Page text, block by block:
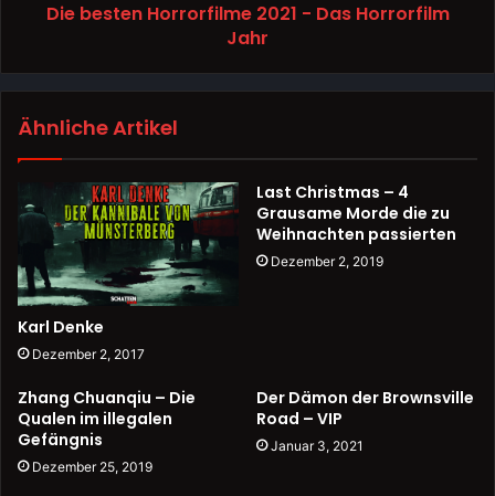
Die besten Horrorfilme 2021 - Das Horrorfilm
Jahr
Ähnliche Artikel
Karl Denke
Dezember 2, 2017
Last Christmas – 4
Grausame Morde die zu
Weihnachten passierten
Dezember 2, 2019
Zhang Chuanqiu – Die
Qualen im illegalen
Gefängnis
Dezember 25, 2019
Der Dämon der Brownsville
Road – VIP
Januar 3, 2021